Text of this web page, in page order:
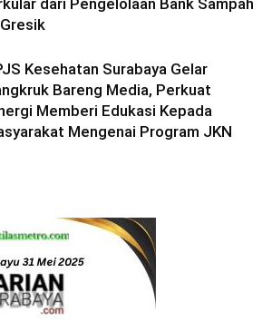
dari Pengelolaan Bank Sampah
Kesehatan Surabaya Gelar
Bareng Media, Perkuat
Memberi Edukasi Kepada
Mengenai Program JKN